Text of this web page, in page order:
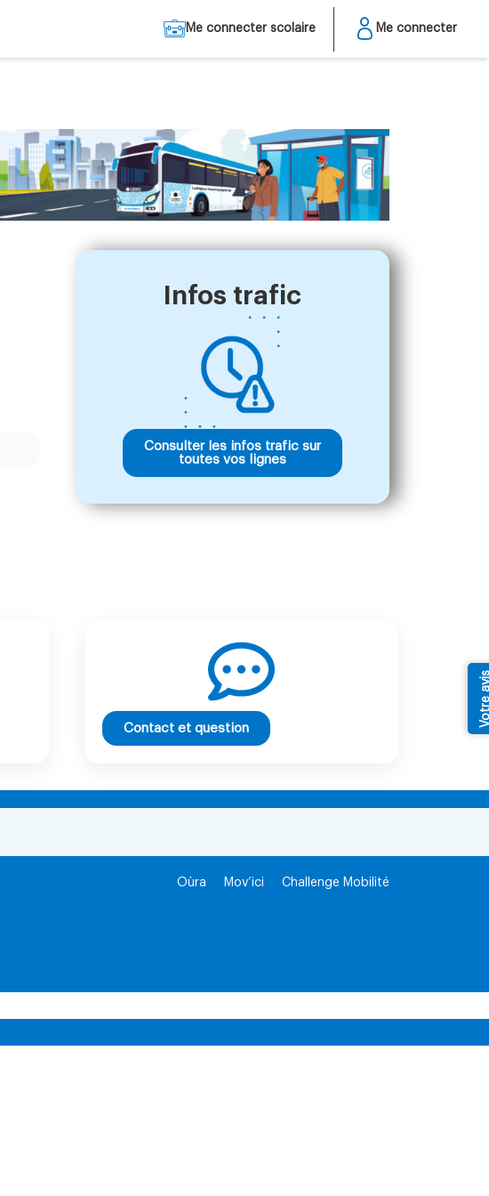
Infos trafic
Consulter les infos trafic sur
toutes vos lignes
Contact et question
Oùra Mov’ici Challenge Mobilité
Me connecter scolaire Me connecter